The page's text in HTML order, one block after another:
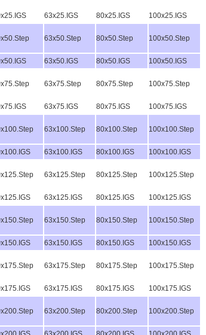
63x25.IGS 80x25.IGS 100x25.IGS
63x50.Step 80x50.Step 100x50.Step
63x50.IGS 80x50.IGS 100x50.IGS
63x75.Step 80x75.Step 100x75.Step
63x75.IGS 80x75.IGS 100x75.IGS
63x100.Step 80x100.Step 100x100.Step
63x100.IGS 80x100.IGS 100x100.IGS
63x125.Step 80x125.Step 100x125.Step
63x125.IGS 80x125.IGS 100x125.IGS
63x150.Step 80x150.Step 100x150.Step
63x150.IGS 80x150.IGS 100x150.IGS
63x175.Step 80x175.Step 100x175.Step
63x175.IGS 80x175.IGS 100x175.IGS
63x200.Step 80x200.Step 100x200.Step